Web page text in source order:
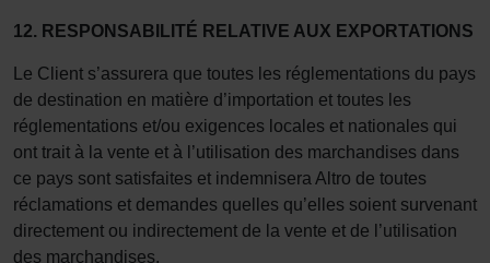
12. RESPONSABILITÉ RELATIVE AUX EXPORTATIONS
Le Client s’assurera que toutes les réglementations du pays
de destination en matière d’importation et toutes les
réglementations et/ou exigences locales et nationales qui
ont trait à la vente et à l’utilisation des marchandises dans
ce pays sont satisfaites et indemnisera Altro de toutes
réclamations et demandes quelles qu’elles soient survenant
directement ou indirectement de la vente et de l’utilisation
des marchandises.